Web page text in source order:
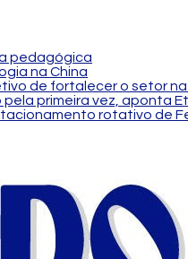
pedagógica
na China
de fortalecer o setor na
primeira vez, aponta
rotativo de